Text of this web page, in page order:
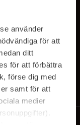
använder
för att
ditt
för att förbättra
förse dig med
samt för att
medier
. Du kan melde deg